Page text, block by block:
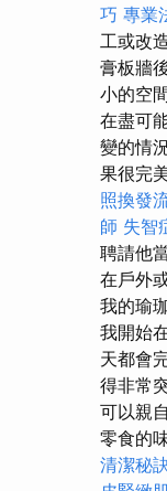
巧 專業
工或改
膏板牆
小的空
在盡可
變的情
果很完
照換發
師 失智
聘請他
在戶外
我的瑜
我開始
天都會
得非常
可以親
零食的
清潔秘